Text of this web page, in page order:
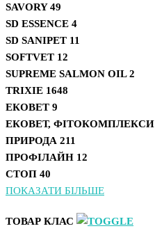
SAVORY49
SD ESSENCE 4
SD SANIPET 11
SOFTVET 12
SUPREME SALMON OIL2
TRIXIE 1648
ЕКОВЕТ 9
ЕКОВЕТ, ФІТОКОМПЛЕКСИ
ПРИРОДА 211
ПРОФІЛАЙН 12
СТОП 40
ПОКАЗАТИ БІЛЬШЕ
ТОВАР КЛАС